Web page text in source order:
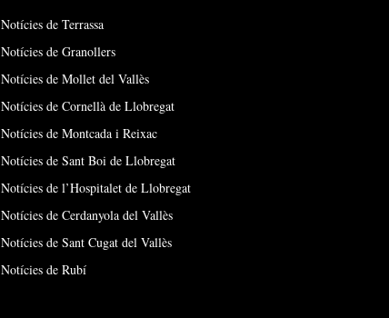
Notícies de Terrassa
Notícies de Granollers
Notícies de Mollet del Vallès
Notícies de Cornellà de Llobregat
Notícies de Montcada i Reixac
Notícies de Sant Boi de Llobregat
Notícies de l’Hospitalet de Llobregat
Notícies de Cerdanyola del Vallès
Notícies de Sant Cugat del Vallès
Notícies de Rubí